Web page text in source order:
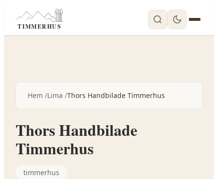
TIMMERHUS
Hem Lima Thors Handbilade Timmerhus
Thors Handbilade
Timmerhus
timmerhus